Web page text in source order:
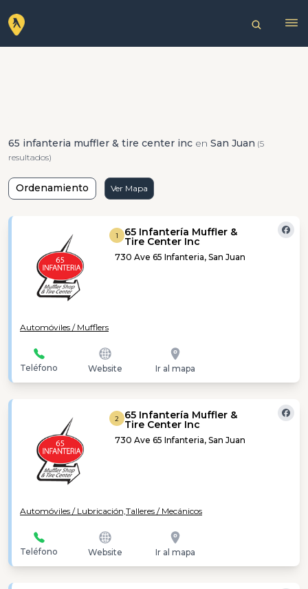
65 infanteria muffler & tire center inc en San Juan (5
resultados)
Ordenamiento Ver Mapa
1 65 Infantería Muffler &
Tire Center Inc
730 Ave 65 Infanteria, San Juan
Automóviles / Mufflers
Teléfono Website Ir al mapa
2 65 Infantería Muffler &
Tire Center Inc
730 Ave 65 Infanteria, San Juan
Automóviles / Lubricación, Talleres / Mecánicos
Teléfono Website Ir al mapa